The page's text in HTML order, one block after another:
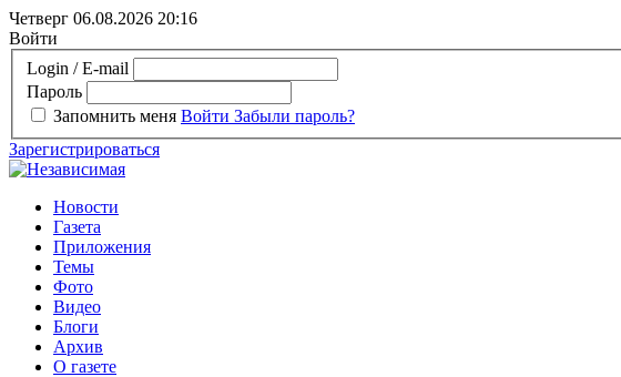
Четверг 06.08.2026 20:16
Войти
Login / E-mail
Пароль
Запомнить меня Войти Забыли пароль?
Зарегистрироваться
Новости
Газета
Приложения
Темы
Фото
Видео
Блоги
Архив
О газете